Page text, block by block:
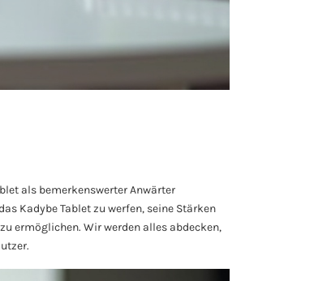
als bemerkenswerter Anwärter
Kadybe Tablet zu werfen, seine Stärken
ermöglichen. Wir werden alles abdecken,